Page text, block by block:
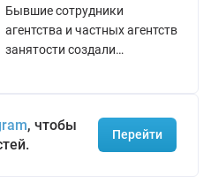
миграции получили $90
млн за незаконную
отправку граждан в
Бывшие сотрудники
агентства и частных агентств
занятости создали
, чтобы
Перейти